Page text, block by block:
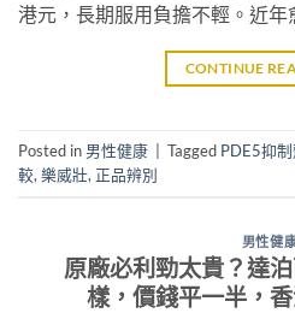
港元，長期服用負擔不輕。近
CONTINUE
Posted in 男性健康 Tagged PDE5抑制
較, 樂威壯, 正品辨別
男性健
原廠必利勁太貴？達
樣，價錢平一半，